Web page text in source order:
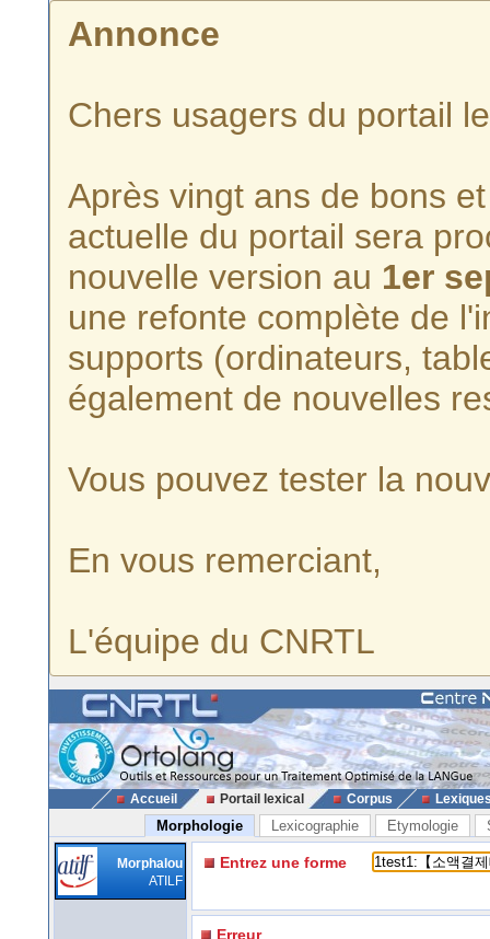
Annonce
Chers usagers du portail
Après vingt ans de bons
actuelle du portail sera
nouvelle version au 1er
une refonte complète de
supports (ordinateurs,
également de nouvelles
Vous pouvez tester la
En vous remerciant,
L'équipe du CNRTL
Accueil Portail lexical Corpus
Morphologie Lexicographie Etymologie
Morphalou
ATILF
Entrez une forme
Erreur